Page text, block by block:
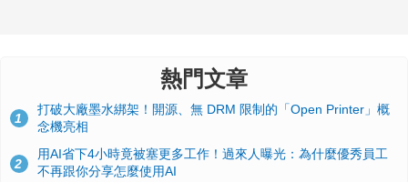
熱門文章
1
打破大廠墨水綁架！開源、無 DRM 限制的「Open Printer」概
念機亮相
2
用AI省下4小時竟被塞更多工作！過來人曝光：為什麼優秀員工
不再跟你分享怎麼使用AI